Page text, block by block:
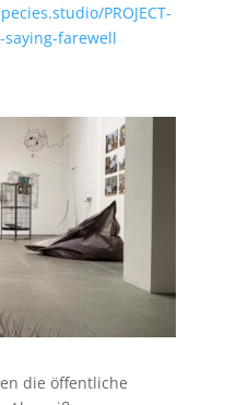
PROJECT-
farewell
die öffentliche